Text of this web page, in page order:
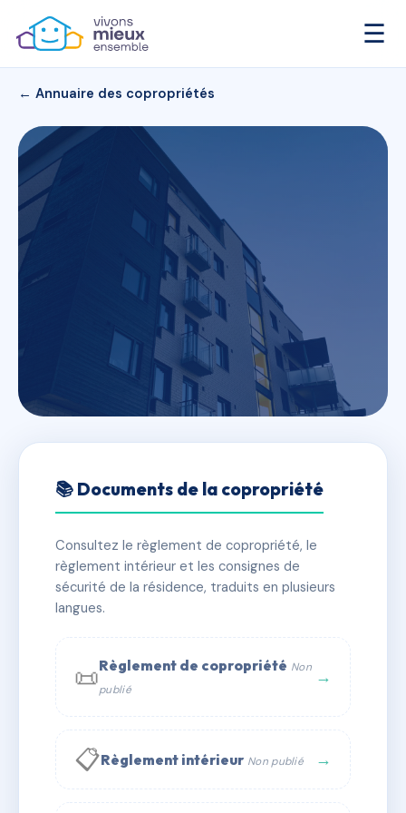
☰
← Annuaire des copropriétés
SDC 27 RUE DE GENEVE
✓ Immatriculée 🏠 37 lots 🏗 1 bâtiment(s)
📞 Contacter Syndic Digital
📚 Documents de la copropriété
Consultez le règlement de copropriété, le
règlement intérieur et les consignes de
sécurité de la résidence, traduits en plusieurs
langues.
📜Règlement de copropriété Non
publié
→
📋Règlement intérieur Non publié →